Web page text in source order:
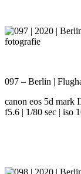
097 – Berlin |
canon eos 5d mark
f5.6 | 1/80 sec | iso